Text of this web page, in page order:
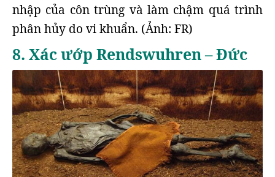
nhập của côn trùng và làm chậm quá trình
phân hủy do vi khuẩn. (Ảnh: FR)
8. Xác ướp Rendswuhren – Đức